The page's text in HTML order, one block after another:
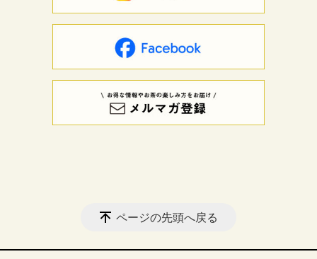
ページの先頭へ戻る